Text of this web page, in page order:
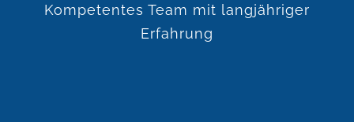
Kompetentes Team mit langjähriger
Erfahrung